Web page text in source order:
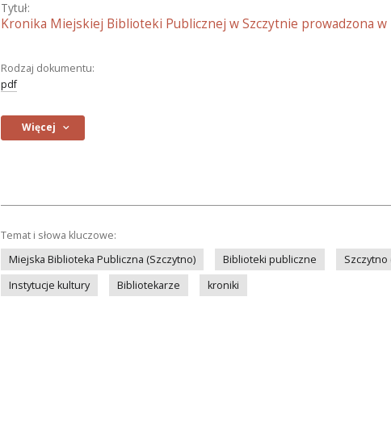
Tytuł:
Kronika Miejskiej Biblioteki Publicznej w Szczytnie prowadzona w
Rodzaj dokumentu:
pdf
Więcej
Temat i słowa kluczowe:
Miejska Biblioteka Publiczna (Szczytno)
Biblioteki publiczne
Instytucje kultury
Bibliotekarze kroniki